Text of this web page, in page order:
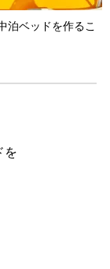
泊ベッドを作るこ
を